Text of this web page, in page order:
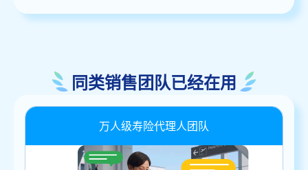
同类销售团队已经在用
万人级寿险代理人团队